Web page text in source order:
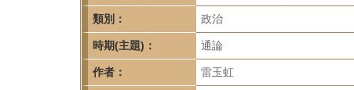
所-
首
頁
類別： 政治
時期(主題)： 通論
作者： 雷玉虹